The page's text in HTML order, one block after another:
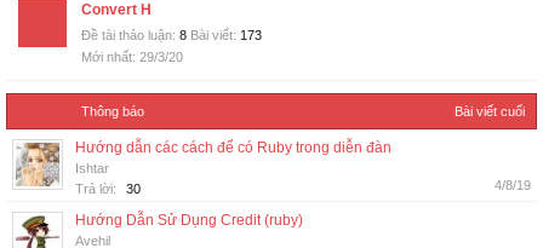
Convert H
Đề tài thảo luận: 8 Bài viết: 173
29/3/20
Thông báo Bài viết cuối
Hướng dẫn các cách để có Ruby trong diễn đàn
Ishtar
Trả lời:
30 4/8/19
Hướng Dẫn Sử Dụng Credit (ruby)
Avehil